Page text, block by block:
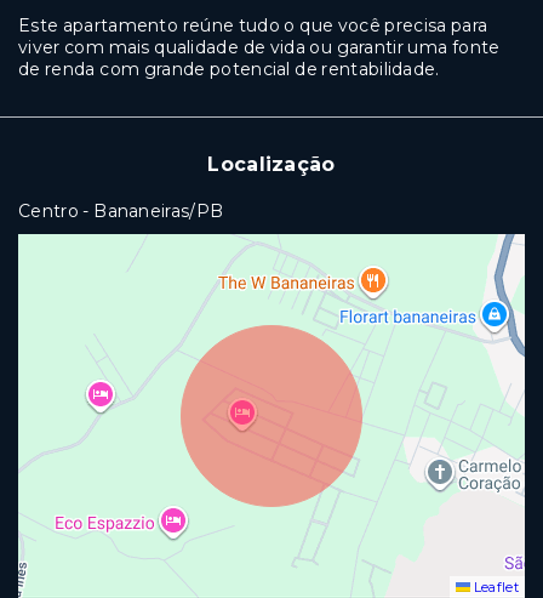
Este apartamento reúne tudo o que você precisa para
viver com mais qualidade de vida ou garantir uma fonte
de renda com grande potencial de rentabilidade.
Localização
Centro - Bananeiras/PB
Leaflet